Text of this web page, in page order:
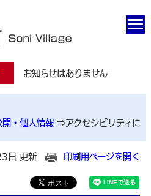
お知らせはありません
開・個人情報 ⇒アクセシビリティに
日 更新 印刷用ページを開く